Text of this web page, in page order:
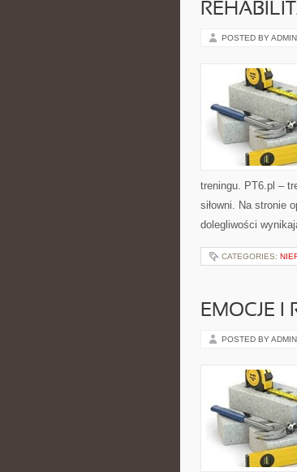
POSTED BY ADMIN
treningu. PT6.pl –
siłowni. Na stronie
dolegliwości
CATEGORIES:
EMOCJE I
POSTED BY ADMIN